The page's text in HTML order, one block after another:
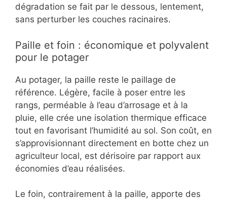
dégradation se fait par le dessous, lentement,
sans perturber les couches racinaires.
Paille et foin : économique et polyvalent
pour le potager
Au potager, la paille reste le paillage de
référence. Légère, facile à poser entre les
rangs, perméable à l’eau d’arrosage et à la
pluie, elle crée une isolation thermique efficace
tout en favorisant l’humidité au sol. Son coût, en
s’approvisionnant directement en botte chez un
agriculteur local, est dérisoire par rapport aux
économies d’eau réalisées.
Le foin, contrairement à la paille, apporte des